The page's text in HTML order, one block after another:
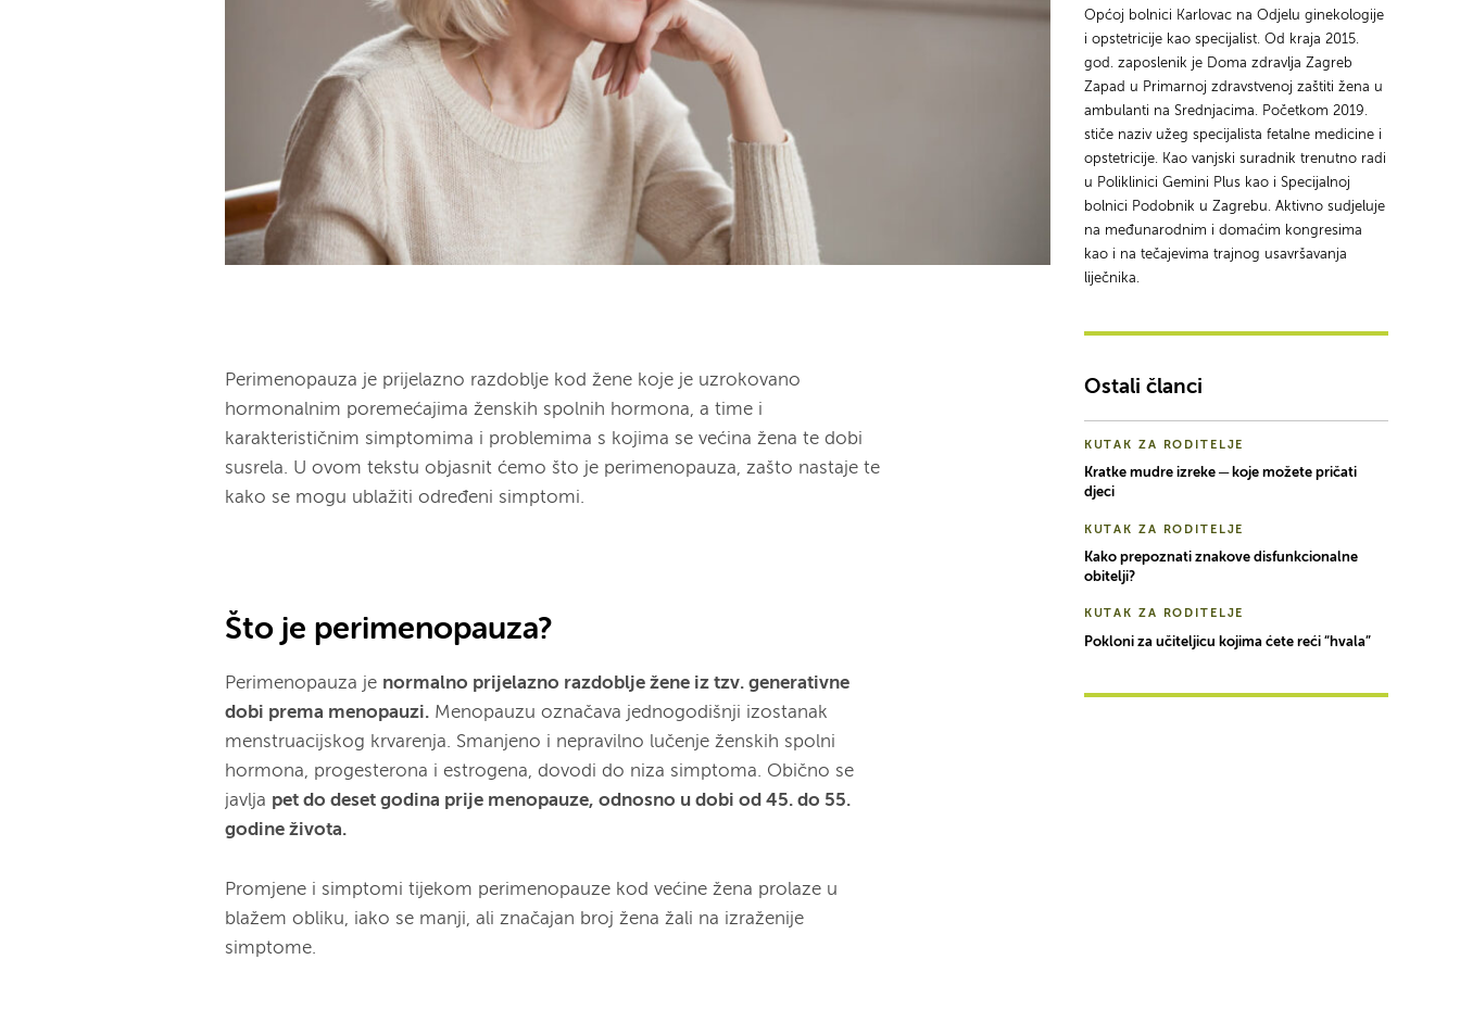
Perimenopauza je prijelazno razdoblje kod žene koje je uzrokovano
hormonalnim poremećajima ženskih spolnih hormona, a time i
karakterističnim simptomima i problemima s kojima se većina žena te dobi
susrela. U ovom tekstu objasnit ćemo što je perimenopauza, zašto nastaje te
kako se mogu ublažiti određeni simptomi.
Što je perimenopauza?
Perimenopauza je normalno prijelazno razdoblje žene iz tzv. generativne
dobi prema menopauzi. Menopauzu označava jednogodišnji izostanak
menstruacijskog krvarenja. Smanjeno i nepravilno lučenje ženskih spolni
hormona, progesterona i estrogena, dovodi do niza simptoma. Obično se
javlja pet do deset godina prije menopauze, odnosno u dobi od 45. do 55.
godine života.
Promjene i simptomi tijekom perimenopauze kod većine žena prolaze u
blažem obliku, iako se manji, ali značajan broj žena žali na izraženije
simptome.
Općoj bolnici Karlovac na Odjelu ginekologije
i opstetricije kao specijalist. Od kraja 2015.
god. zaposlenik je Doma zdravlja Zagreb
Zapad u Primarnoj zdravstvenoj zaštiti žena u
ambulanti na Srednjacima. Početkom 2019.
stiče naziv užeg specijalista fetalne medicine i
opstetricije. Kao vanjski suradnik trenutno radi
u Poliklinici Gemini Plus kao i Specijalnoj
bolnici Podobnik u Zagrebu. Aktivno sudjeluje
na međunarodnim i domaćim kongresima
kao i na tečajevima trajnog usavršavanja
liječnika.
Ostali članci
KUTAK ZA RODITELJE
Kratke mudre izreke ─ koje možete pričati
djeci
KUTAK ZA RODITELJE
Kako prepoznati znakove disfunkcionalne
obitelji?
KUTAK ZA RODITELJE
Pokloni za učiteljicu kojima ćete reći “hvala”